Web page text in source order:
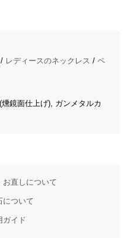
/ レディースのネックレス / ペ
鏡面仕上げ), ガンメタルカ
お直しについて
について
ガイド